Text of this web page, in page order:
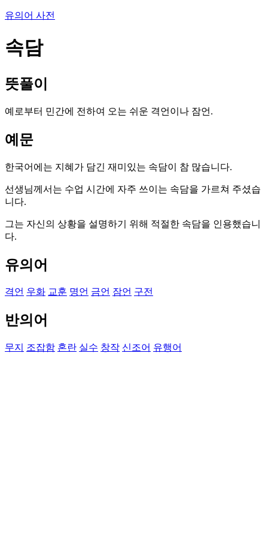
유의어 사전
속담
뜻풀이
예로부터 민간에 전하여 오는 쉬운 격언이나 잠언.
예문
한국어에는 지혜가 담긴 재미있는 속담이 참 많습니다.
선생님께서는 수업 시간에 자주 쓰이는 속담을 가르쳐 주셨습
니다.
그는 자신의 상황을 설명하기 위해 적절한 속담을 인용했습니
다.
유의어
격언 우화 교훈 명언 금언 잠언 구전
반의어
무지 조잡함 혼란 실수 창작 신조어 유행어